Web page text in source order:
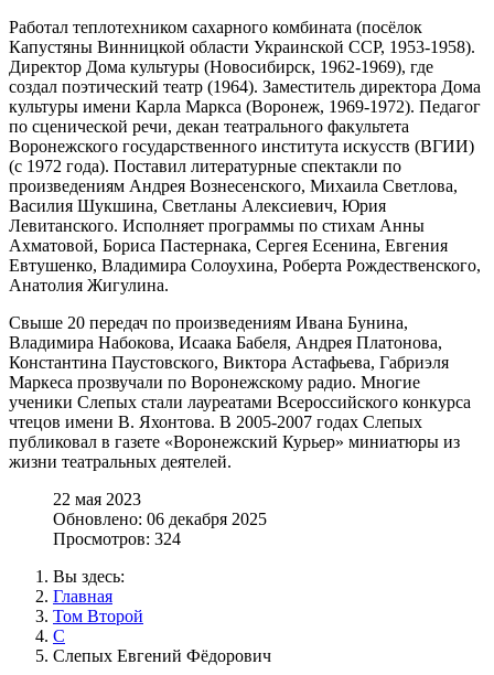
Работал теплотехником сахарного комбината (посёлок
Капустяны Винницкой области Украинской ССР, 1953-1958).
Директор Дома культуры (Новосибирск, 1962-1969), где
создал поэтический театр (1964). Заместитель директора Дома
культуры имени Карла Маркса (Воронеж, 1969-1972). Педагог
по сценической речи, декан театрального факультета
Воронежского государственного института искусств (ВГИИ)
(с 1972 года). Поставил литературные спектакли по
произведениям Андрея Вознесенского, Михаила Светлова,
Василия Шукшина, Светланы Алексиевич, Юрия
Левитанского. Исполняет программы по стихам Анны
Ахматовой, Бориса Пастернака, Сергея Есенина, Евгения
Евтушенко, Владимира Солоухина, Роберта Рождественского,
Анатолия Жигулина.
Свыше 20 передач по произведениям Ивана Бунина,
Владимира Набокова, Исаака Бабеля, Андрея Платонова,
Константина Паустовского, Виктора Астафьева, Габриэля
Маркеса прозвучали по Воронежскому радио. Многие
ученики Слепых стали лауреатами Всероссийского конкурса
чтецов имени В. Яхонтова. В 2005-2007 годах Слепых
публиковал в газете «Воронежский Курьер» миниатюры из
жизни театральных деятелей.
22 мая 2023
Обновлено: 06 декабря 2025
Просмотров: 324
Вы здесь:
Главная
Том Второй
С
Слепых Евгений Фёдорович